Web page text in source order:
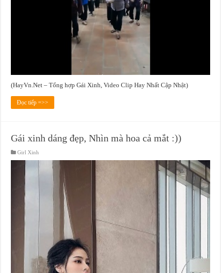
(HayVn.Net – Tổng hợp Gái Xinh, Video Clip Hay Nhất Cập Nhật)
Đọc tiếp =>>
Gái xinh dáng đẹp, Nhìn mà hoa cả mắt :))
Girl Xinh